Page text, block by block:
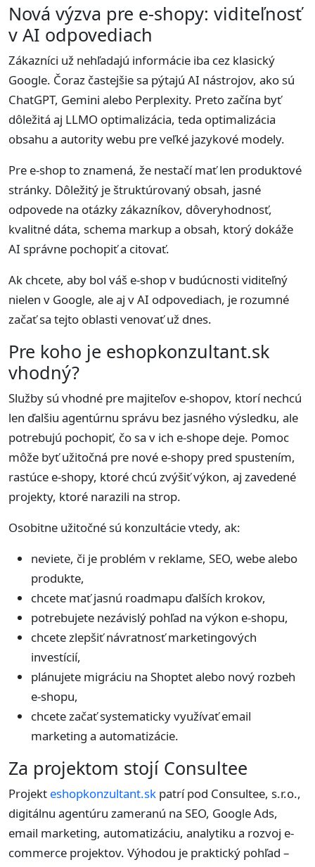
Nová výzva pre e-shopy: viditeľnosť
v AI odpovediach
Zákazníci už nehľadajú informácie iba cez klasický
Google. Čoraz častejšie sa pýtajú AI nástrojov, ako sú
ChatGPT, Gemini alebo Perplexity. Preto začína byť
dôležitá aj LLMO optimalizácia, teda optimalizácia
obsahu a autority webu pre veľké jazykové modely.
Pre e-shop to znamená, že nestačí mať len produktové
stránky. Dôležitý je štruktúrovaný obsah, jasné
odpovede na otázky zákazníkov, dôveryhodnosť,
kvalitné dáta, schema markup a obsah, ktorý dokáže
AI správne pochopiť a citovať.
Ak chcete, aby bol váš e-shop v budúcnosti viditeľný
nielen v Google, ale aj v AI odpovediach, je rozumné
začať sa tejto oblasti venovať už dnes.
Pre koho je eshopkonzultant.sk
vhodný?
Služby sú vhodné pre majiteľov e-shopov, ktorí nechcú
len ďalšiu agentúrnu správu bez jasného výsledku, ale
potrebujú pochopiť, čo sa v ich e-shope deje. Pomoc
môže byť užitočná pre nové e-shopy pred spustením,
rastúce e-shopy, ktoré chcú zvýšiť výkon, aj zavedené
projekty, ktoré narazili na strop.
Osobitne užitočné sú konzultácie vtedy, ak:
neviete, či je problém v reklame, SEO, webe alebo
produkte,
chcete mať jasnú roadmapu ďalších krokov,
potrebujete nezávislý pohľad na výkon e-shopu,
chcete zlepšiť návratnosť marketingových
investícií,
plánujete migráciu na Shoptet alebo nový rozbeh
e-shopu,
chcete začať systematicky využívať email
marketing a automatizácie.
Za projektom stojí Consultee
Projekt eshopkonzultant.sk patrí pod Consultee, s.r.o.,
digitálnu agentúru zameranú na SEO, Google Ads,
email marketing, automatizáciu, analytiku a rozvoj e-
commerce projektov. Výhodou je praktický pohľad –